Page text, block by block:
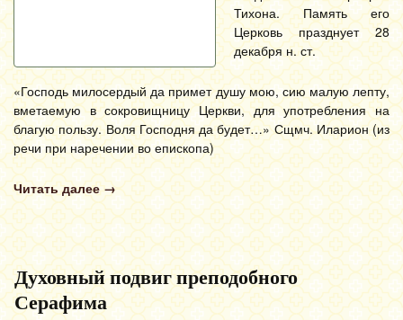
Тихона. Память его
Церковь празднует 28
декабря н. ст.
«Господь милосердый да примет душу мою, сию малую лепту,
вметаемую в сокровищницу Церкви, для употребления на
благую пользу. Воля Господня да будет…» Сщмч. Иларион (из
речи при наречении во епископа)
Читать далее →
Духовный подвиг преподобного
Серафима